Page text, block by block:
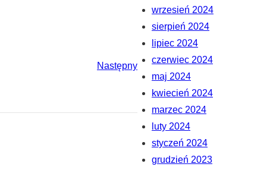
Następny
wrzesień 2024
sierpień 2024
lipiec 2024
czerwiec 2024
maj 2024
kwiecień 2024
marzec 2024
luty 2024
styczeń 2024
grudzień 2023